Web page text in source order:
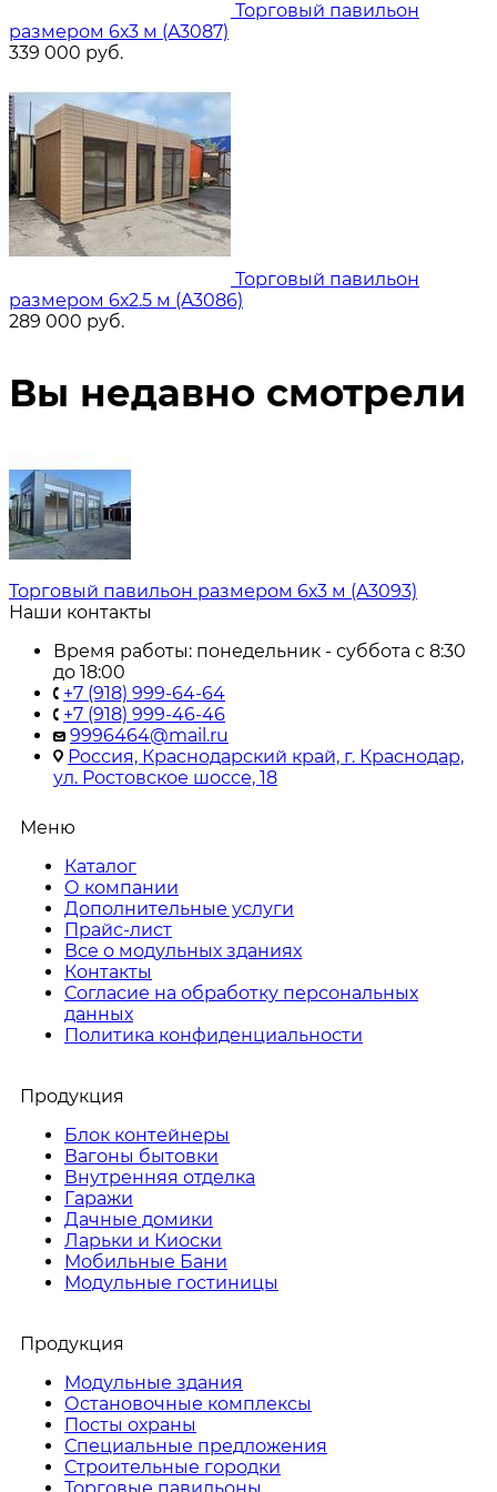
Торговый павильон
размером 6х3 м (A3087)
339 000 руб.
Торговый павильон
размером 6х2.5 м (A3086)
289 000 руб.
Вы недавно смотрели
Торговый павильон размером 6х3 м (A3093)
Наши контакты
Время работы: понедельник - суббота с 8:30
до 18:00
+7 (918) 999-64-64
+7 (918) 999-46-46
9996464@mail.ru
Россия, Краснодарский край, г. Краснодар,
ул. Ростовское шоссе, 18
Меню
Каталог
О компании
Дополнительные услуги
Прайс-лист
Все о модульных зданиях
Контакты
Согласие на обработку персональных
данных
Политика конфиденциальности
Продукция
Блок контейнеры
Вагоны бытовки
Внутренняя отделка
Гаражи
Дачные домики
Ларьки и Киоски
Мобильные Бани
Модульные гостиницы
Продукция
Модульные здания
Остановочные комплексы
Посты охраны
Специальные предложения
Строительные городки
Торговые павильоны